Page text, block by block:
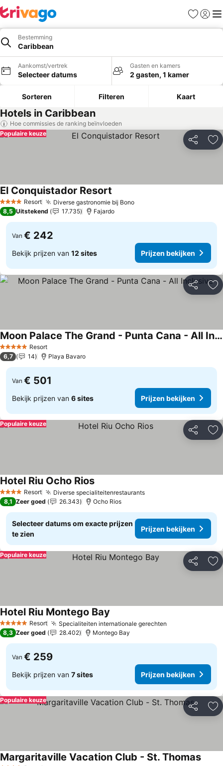
Favorieten
Bestemming
Caribbean
Aankomst/vertrek
Selecteer datums
Gasten en kamers
2 gasten, 1 kamer
Sorteren Filteren Kaart
Hotels in Caribbean
Hoe commissies de ranking beïnvloeden
Delen
Populaire keuze
4 SterrenResort Diverse gastronomie bij BonoPrijzen bekijken
El Conquistador Resort
8,5 Uitstekend 17.735 Fajardo
Van € 242
Bekijk prijzen van 12 sites Prijzen bekijken
Delen
5 Sterren Resort
Moon Palace The Grand - Punta Cana - All Inclusive
Prijzen bekijken
6,7 14 Playa Bavaro
Van € 501
Bekijk prijzen van 6 sites Prijzen bekijken
Delen
Populaire keuze
4 SterrenResort Diverse specialiteitenrestaurantsPrijzen bekijken
Hotel Riu Ocho RiosPrijzen bekijken
8,1 Zeer goed 26.343 Ocho Rios
Selecteer datums om exacte prijzen
te zien
Prijzen bekijken
Delen
Populaire keuze
5 Sterren Resort Specialiteiten internationale gerechten
Hotel Riu Montego Bay
8,3 Zeer goed 28.402 Montego Bay
Van € 259
Bekijk prijzen van 7 sites Prijzen bekijken
Delen
Populaire keuze
Margaritaville Vacation Club - St. Thomas